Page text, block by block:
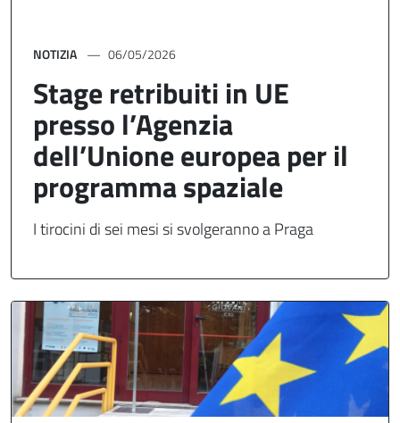
NOTIZIA 06/05/2026
Stage retribuiti in UE
presso l’Agenzia
dell’Unione europea per il
programma spaziale
I tirocini di sei mesi si svolgeranno a Praga